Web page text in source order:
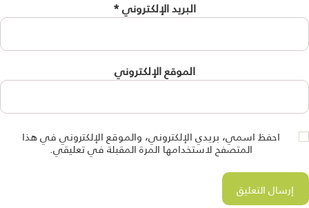
البريد الإلكتروني*
الموقع الإلكتروني
احفظ اسمي، بريدي الإلكتروني، والموقع الإلكتروني في هذا
المتصفح لاستخدامها المرة المقبلة في تعليقي.